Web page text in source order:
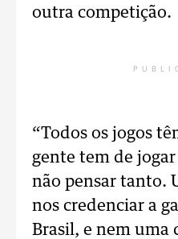
outra competição.
“Todos os jogos
gente tem de
não pensar tanto.
nos credenciar a
Brasil, e nem uma